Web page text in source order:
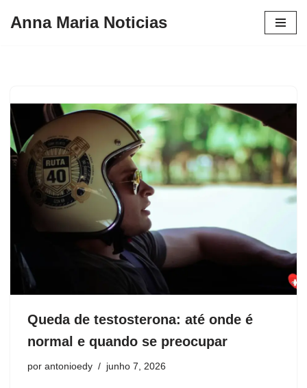
Anna Maria Noticias
Queda de testosterona: até onde é
normal e quando se preocupar
por antonioedy junho 7, 2026